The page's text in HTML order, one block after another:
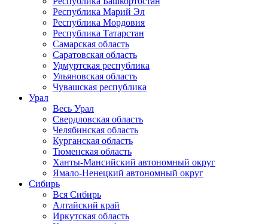
Республика Марий Эл
Республика Мордовия
Республика Татарстан
Самарская область
Саратовская область
Удмуртская республика
Ульяновская область
Чувашская республика
Урал
Весь Урал
Свердловская область
Челябинская область
Курганская область
Тюменская область
Ханты-Мансийский автономный округ
Ямало-Ненецкий автономный округ
Сибирь
Вся Сибирь
Алтайский край
Иркутская область